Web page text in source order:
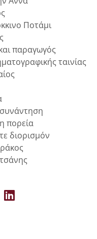
Ποτάμι
παραγωγός
ταινίας
πορεία
διορισμόν